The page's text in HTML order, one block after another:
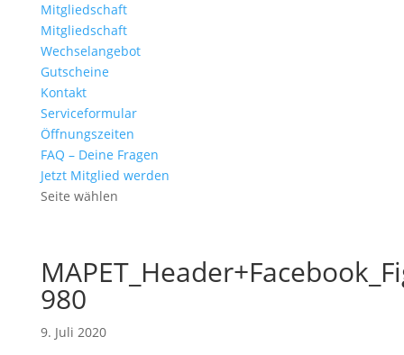
Mitgliedschaft
Mitgliedschaft
Wechselangebot
Gutscheine
Kontakt
Serviceformular
Öffnungszeiten
FAQ – Deine Fragen
Jetzt Mitglied werden
Seite wählen
980
9. Juli 2020